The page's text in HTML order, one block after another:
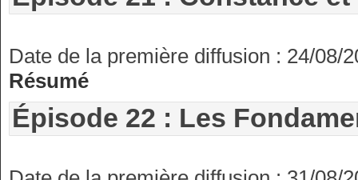
Date de la première diffusion : 24/08/
Résumé
Épisode 22 : Les